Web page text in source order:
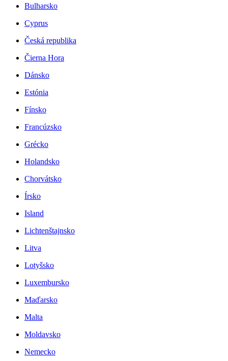
Bulharsko
Cyprus
Česká republika
Čierna Hora
Dánsko
Estónia
Fínsko
Francúzsko
Grécko
Holandsko
Chorvátsko
Írsko
Island
Lichtenštajnsko
Litva
Lotyšsko
Luxembursko
Maďarsko
Malta
Moldavsko
Nemecko